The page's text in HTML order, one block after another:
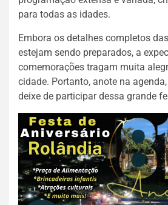
para todas as idades.
Embora os detalhes completos
estejam sendo preparados, a
comemorações tragam muita
cidade. Portanto, anote na
deixe de participar dessa grande